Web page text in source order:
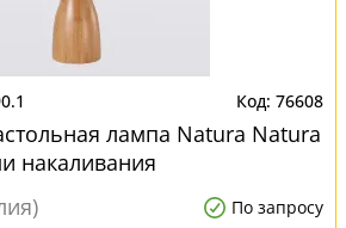
76608
лампа Natura Natura
накаливания
По запросу